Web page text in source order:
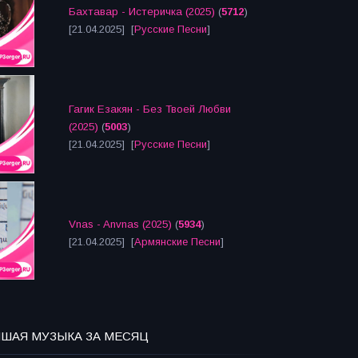
Бахтавар - Истеричка (2025) (5712)
[21.04.2025] [Русские Песни]
Гагик Езакян - Без Твоей Любви
(2025) (5003)
[21.04.2025] [Русские Песни]
Vnas - Anvnas (2025) (5934)
[21.04.2025] [Армянские Песни]
МУЗЫКА ЗА МЕСЯЦ